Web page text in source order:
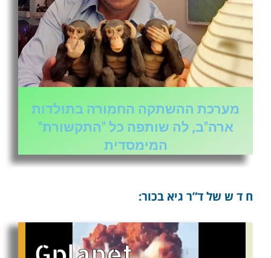
מערכת ההשתקה החמורה בתולדות
ארה"ב, לה שותפה כל "התקשורת"
המימסדית
ח ד ש של ד”ר גיא בכור: